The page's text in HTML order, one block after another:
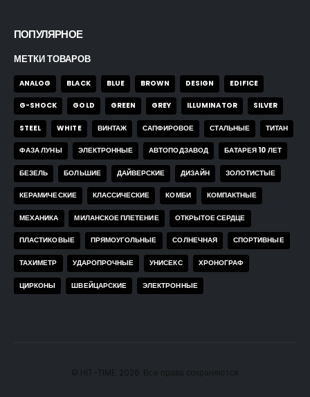
ПОПУЛЯРНОЕ
МЕТКИ ТОВАРОВ
ANALOG BLACK BLUE BROWN DESIGN EDIFICE
G-SHOCK GOLD GREEN GREY ILLUMINATOR SILVER
STEEL WHITE ВИНТАЖ САПФИРОВОЕ СТАЛЬНЫЕ ТИТАН
ФАЗА ЛУНЫ ЭЛЕКТРОННЫЕ АВТОПОДЗАВОД БАТАРЕЯ 10 ЛЕТ
БЕЗЕЛЬ БОЛЬШИЕ ДАЙВЕРСКИЕ ДИЗАЙН ЗОЛОТИСТЫЕ
КЕРАМИЧЕСКИЕ КЛАССИЧЕСКИЕ КОМБИ КОМПАКТНЫЕ
МЕХАНИКА МИЛАНСКОЕ ПЛЕТЕНИЕ ОТКРЫТОЕ СЕРДЦЕ
ПЛАСТИКОВЫЕ ПРЯМОУГОЛЬНЫЕ СОЛНЕЧНАЯ СПОРТИВНЫЕ
ТАХИМЕТР УДАРОПРОЧНЫЕ УНИСЕКС ХРОНОГРАФ
ЦИРКОНЫ ШВЕЙЦАРСКИЕ ЭЛЕКТРОННЫЕ
© HIT-TIME. 2026. Все права сохраняются